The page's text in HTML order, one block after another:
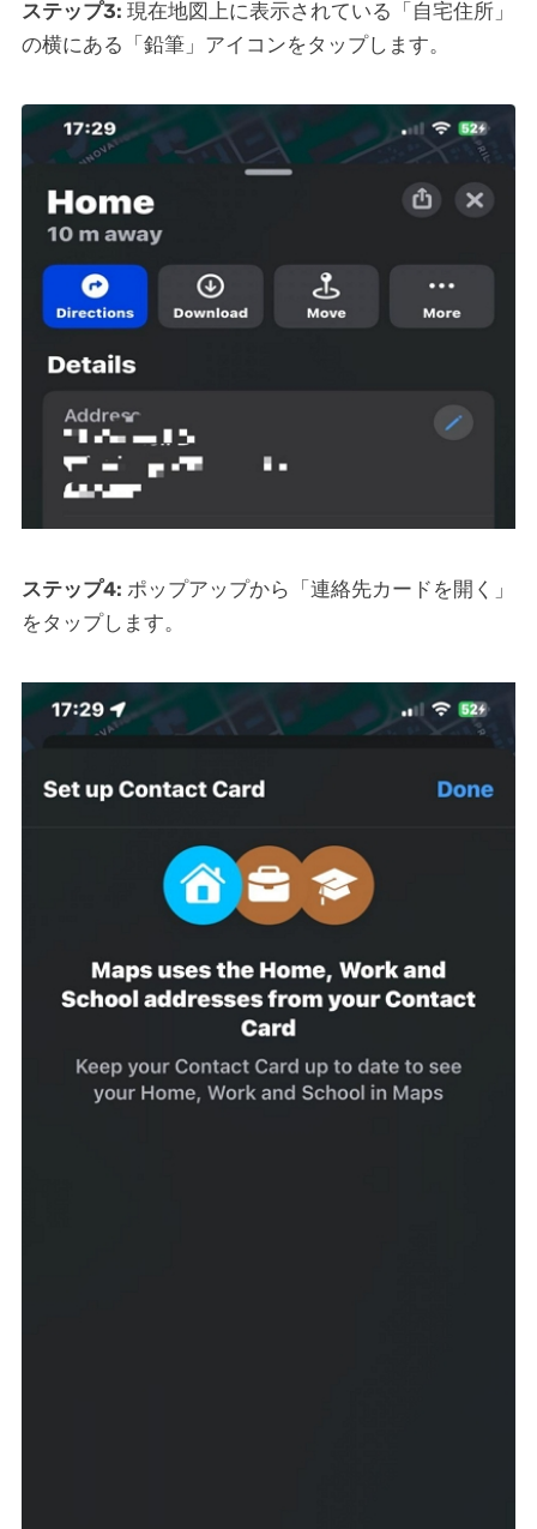
ステップ3: 現在地図上に表示されている「自宅住所」
の横にある「鉛筆」アイコンをタップします。
ステップ4: ポップアップから「連絡先カードを開く」
をタップします。